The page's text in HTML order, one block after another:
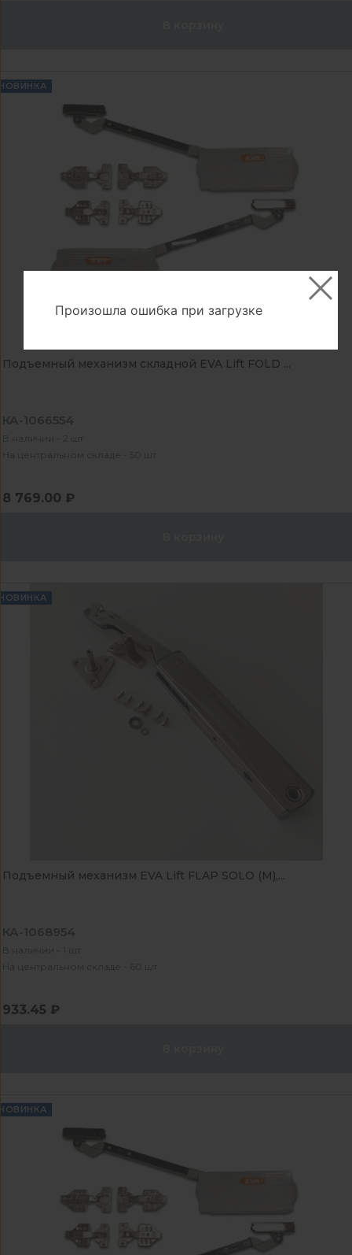
Подъемный механизм складной EVA Lift FOLD ...
КА-1066554
В наличии - 2 шт
На центральном складе - 50 шт
8 769.00 ₽
Подъемный механизм EVA Lift FLAP SOLO (M),...
КА-1068954
В наличии - 1 шт
На центральном складе - 60 шт
933.45 ₽
Произошла ошибка при загрузке